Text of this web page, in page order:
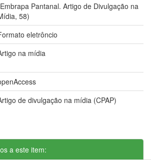
Pantanal. Artigo de Divulgação na
58)
eletrôncio
na mídia
de divulgação na mídia (CPAP)
a este item: